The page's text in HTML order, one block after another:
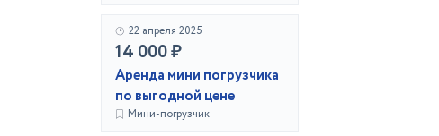
22 апреля 2025
14 000 ₽
Аренда мини погрузчика
по выгодной цене
Мини-погрузчик